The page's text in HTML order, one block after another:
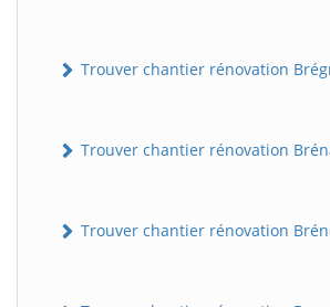
Trouver chantier rénovation
Trouver chantier rénovation
Trouver chantier rénovation